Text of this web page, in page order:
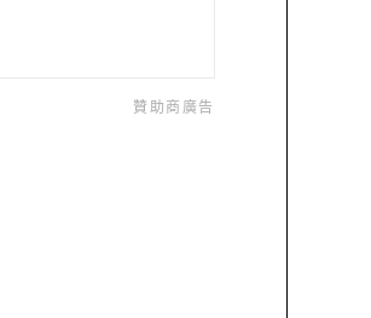
贊助商廣告